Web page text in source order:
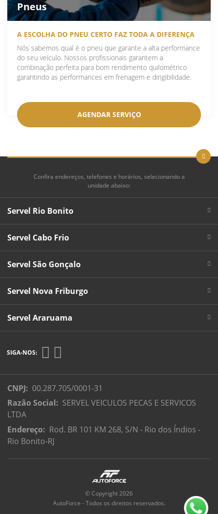
Pneus
A ESCOLHA DO PNEU CERTO FAZ TODA A DIFERENÇA
Nós sabemos qual é o pneu que garante a alta performance
do seu veículo. Nossos profissionais garantem a
combinação perfeita para bom rendimento quilométrico
garantindo as performances em frenagem e dirigibilidade.
AGENDAR SERVIÇO
Confira endereços, telefones e horários, selecionando a
unidade abaixo:
Servel Rio Bonito
Servel Cabo Frio
Servel São Gonçalo
Servel Nova Friburgo
Servel Araruama
SIGA-NOS:
CNPJ: 00.287.705/0001-31
Razão Social: SERVEL VEICULOS PECAS E SERVICOS
LTDA
Endereço: Rod. BR 101 KM 268, S/N - Rio dos Índios -
Rio Bonito-RJ
© Copyright 2026
AutoForce - Todos os direitos reservados.